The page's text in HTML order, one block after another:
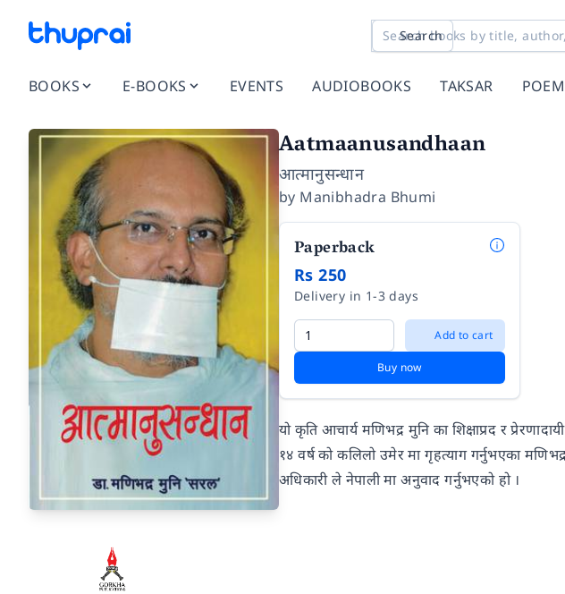
Search
BOOKS E-BOOKS EVENTS AUDIOBOOKS TAKSAR
Aatmaanusandhaan
आत्मानुसन्धान
by Manibhadra Bhumi
Paperback
Rs 250
Delivery in 1-3 days
Add to cart
Buy now
यो कृति आचार्य मणिभद्र मुनि का शिक्षाप्रद र
१४ वर्ष को कलिलो उमेर मा गृहत्याग गर्नुभएका
अधिकारी ले नेपाली मा अनुवाद गर्नुभएको हो ।